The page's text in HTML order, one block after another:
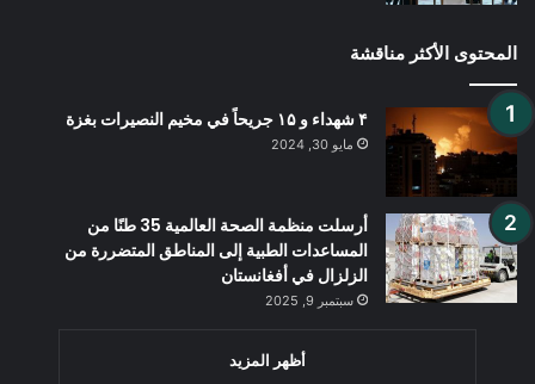
المحتوى الأكثر مناقشة
۴ شهداء و ۱۵ جريحاً في مخيم النصيرات بغزة
مايو 30, 2024
أرسلت منظمة الصحة العالمية 35 طنًا من
المساعدات الطبية إلى المناطق المتضررة من
الزلزال في أفغانستان
سبتمبر 9, 2025
أظهر المزيد